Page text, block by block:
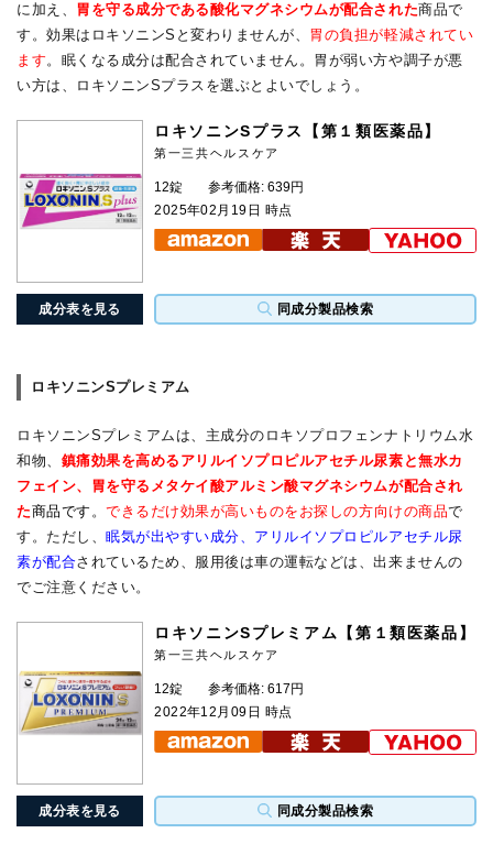
に加え、 胃を守る成分である酸化マグネシウムが配合された商品で
す。効果はロキソニンSと変わりませんが、 胃の負担が軽減されてい
ます 。眠くなる成分は配合されていません。胃が弱い方や調子が悪
い方は、ロキソニンSプラスを選ぶとよいでしょう。
成分表を見る 同成分製品検索
ロキソニンSプラス【第１類医薬品】
第一三共ヘルスケア
12錠
参考価格: 639円
2025年02月19日 時点
ロキソニンSプレミアム
ロキソニンSプレミアムは、主成分のロキソプロフェンナトリウム水
和物、 鎮痛効果を高めるアリルイソプロピルアセチル尿素と無水カ
フェイン、胃を守るメタケイ酸アルミン酸マグネシウムが配合され
た商品です 。できるだけ効果が高いものをお探しの方向けの商品で
す。ただし、眠気が出やすい成分、アリルイソプロピルアセチル尿
素が配合されているため、服用後は車の運転などは、出来ませんの
でご注意ください。
成分表を見る 同成分製品検索
ロキソニンSプレミアム【第１類医薬品】
第一三共ヘルスケア
12錠
参考価格: 617円
2022年12月09日 時点